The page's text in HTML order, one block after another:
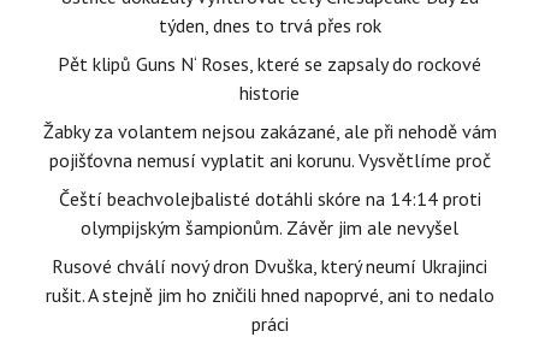
týden, dnes to trvá přes rok
Pět klipů Guns N‘ Roses, které se zapsaly do rockové
historie
Žabky za volantem nejsou zakázané, ale při nehodě vám
pojišťovna nemusí vyplatit ani korunu. Vysvětlíme proč
Čeští beachvolejbalisté dotáhli skóre na 14:14 proti
olympijským šampionům. Závěr jim ale nevyšel
Rusové chválí nový dron Dvuška, který neumí Ukrajinci
rušit. A stejně jim ho zničili hned napoprvé, ani to nedalo
práci